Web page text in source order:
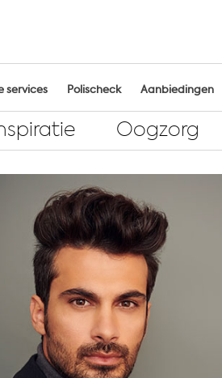
services Polischeck Aanbiedingen
Oogzorg